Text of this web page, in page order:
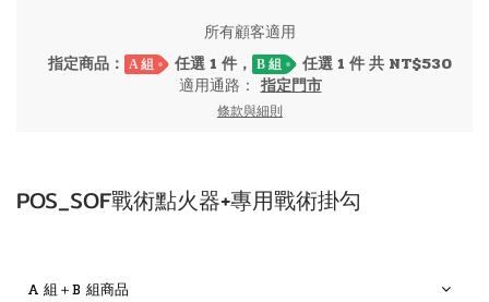
所有顧客適用
指定商品：
A 組 任選 1 件， B 組
任選 1 件 共 NT$530
適用通路： 指定門市
條款與細則
POS_SOF戰術點火器+專用戰術掛勾
A 組＋B 組商品